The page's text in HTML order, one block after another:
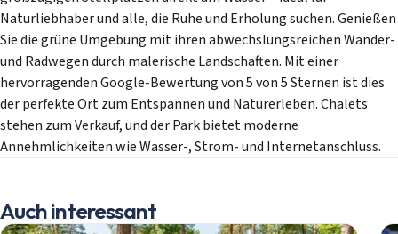
Naturliebhaber und alle, die Ruhe und Erholung suchen. Genießen
Sie die grüne Umgebung mit ihren abwechslungsreichen Wander-
und Radwegen durch malerische Landschaften. Mit einer
hervorragenden Google-Bewertung von 5 von 5 Sternen ist dies
der perfekte Ort zum Entspannen und Naturerleben. Chalets
stehen zum Verkauf, und der Park bietet moderne
Annehmlichkeiten wie Wasser-, Strom- und Internetanschluss.
Auch interessant